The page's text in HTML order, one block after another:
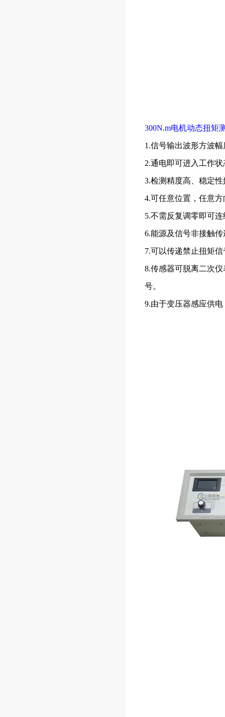
300N.m电机动态扭矩
1.信号输出波形方波
2.通电即可进入工作
3.检测精度高、稳定性
4.可任意位置，任意
5.不需反复调零即可
6.能源及信号非接触
7.可以传递禁止扭矩
8.传感器可脱离二次
号。
9.由于变压器感应供